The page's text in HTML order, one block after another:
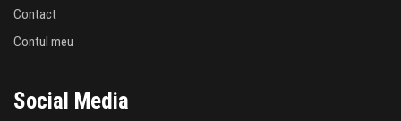
Contact
Contul meu
Social Media